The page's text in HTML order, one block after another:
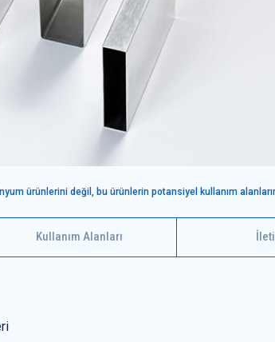
ürünlerini değil, bu ürünlerin potansiyel kullanım
Kullanım Alanları